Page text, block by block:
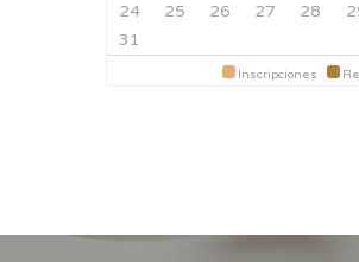
24
25 26 27 28
31
Inscripciones